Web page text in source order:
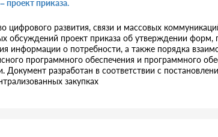
проект приказа.
цифрового развития, связи и массовых
обсуждений проект приказа об утверждении форм,
информации о потребности, а также порядка
программного обеспечения и программного
Документ разработан в соответствии с
закупках